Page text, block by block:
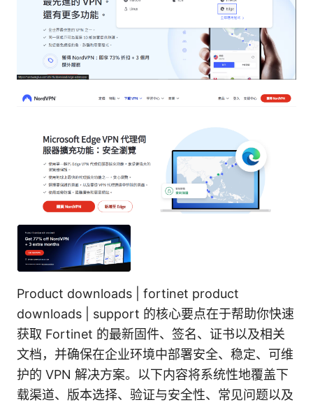
Product downloads | fortinet product
downloads | support 的核心要点在于帮助你快速
获取 Fortinet 的最新固件、签名、证书以及相关
文档，并确保在企业环境中部署安全、稳定、可维
护的 VPN 解决方案。以下内容将系统性地覆盖下
载渠道、版本选择、验证与安全性、常见问题以及